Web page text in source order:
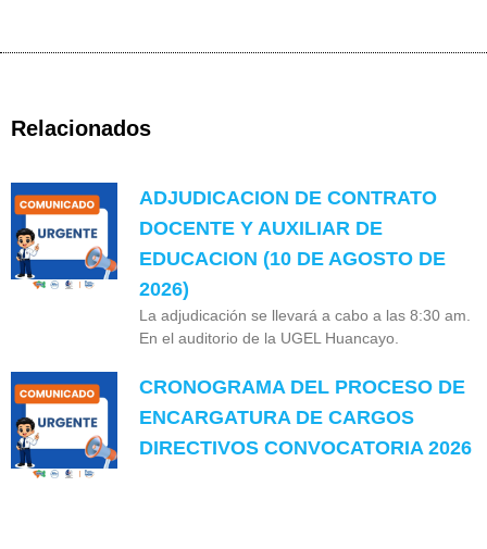
Relacionados
ADJUDICACION DE CONTRATO
DOCENTE Y AUXILIAR DE
EDUCACION (10 DE AGOSTO DE
2026)
La adjudicación se llevará a cabo a las 8:30 am.
En el auditorio de la UGEL Huancayo.
CRONOGRAMA DEL PROCESO DE
ENCARGATURA DE CARGOS
DIRECTIVOS CONVOCATORIA 2026